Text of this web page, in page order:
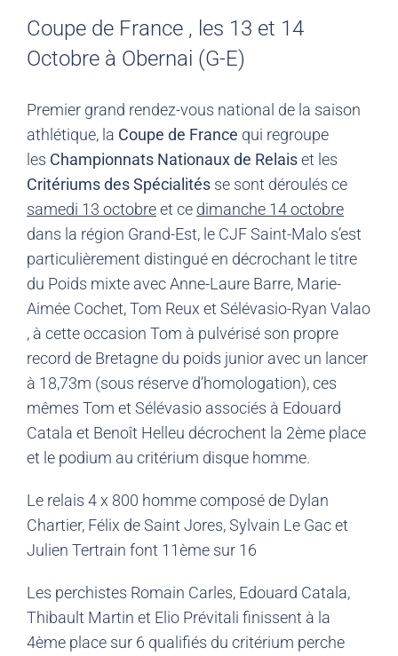
Coupe de France , les 13 et 14
Octobre à Obernai (G-E)
Premier grand rendez-vous national de la saison
athlétique, la Coupe de France qui regroupe
les Championnats Nationaux de Relaiset les
Critériums des Spécialités se sont déroulés ce
samedi 13 octobreet ce dimanche 14 octobre
dans la région Grand-Est, le CJF Saint-Malo s’est
particulièrement distingué en décrochant le titre
du Poids mixte avec Anne-Laure Barre, Marie-
Aimée Cochet, Tom Reux et Sélévasio-Ryan Valao
, à cette occasion Tom à pulvérisé son propre
record de Bretagne du poids junior avec un lancer
à 18,73m (sous réserve d’homologation), ces
mêmes Tom et Sélévasio associés à Edouard
Catala et Benoît Helleu décrochent la 2ème place
et le podium au critérium disque homme.
Le relais 4 x 800 homme composé de Dylan
Chartier, Félix de Saint Jores, Sylvain Le Gac et
Julien Tertrain font 11ème sur 16
Les perchistes Romain Carles, Edouard Catala,
Thibault Martin et Elio Prévitali finissent à la
4ème place sur 6 qualifiés du critérium perche